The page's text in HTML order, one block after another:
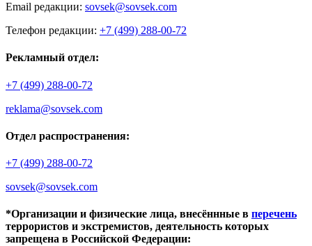
Email редакции: sovsek@sovsek.com
Телефон редакции: +7 (499) 288-00-72
Рекламный отдел:
+7 (499) 288-00-72
reklama@sovsek.com
Отдел распространения:
+7 (499) 288-00-72
sovsek@sovsek.com
*Организации и физические лица, внесённные в перечень
террористов и экстремистов, деятельность которых
запрещена в Российской Федерации: